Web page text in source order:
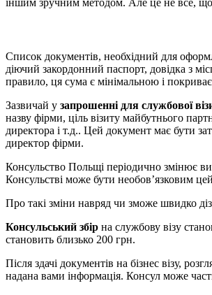
Список документів, необхідний для
діючий закордонний паспорт, довідка з
правило, ця сума є мінімальною і
Зазвичай у запрошенні для службової
назву фірми, ціль візиту майбутнього
директора і т.д.. Цей документ має бути
директор фірми.
Консульство Польщі періодично змінює
Консульстві може бути необов’язковим
Про такі зміни навряд чи зможе швидко
Консульський збір на службову візу
становить близько 200 грн.
Після здачі документів на бізнес візу,
надана вами інформація. Консул може